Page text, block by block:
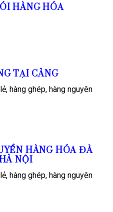
HÀNG HÓA
TẠI CẢNG
hàng ghép, hàng nguyên
HÀNG HÓA ĐÀ
NỘI
hàng ghép, hàng nguyên